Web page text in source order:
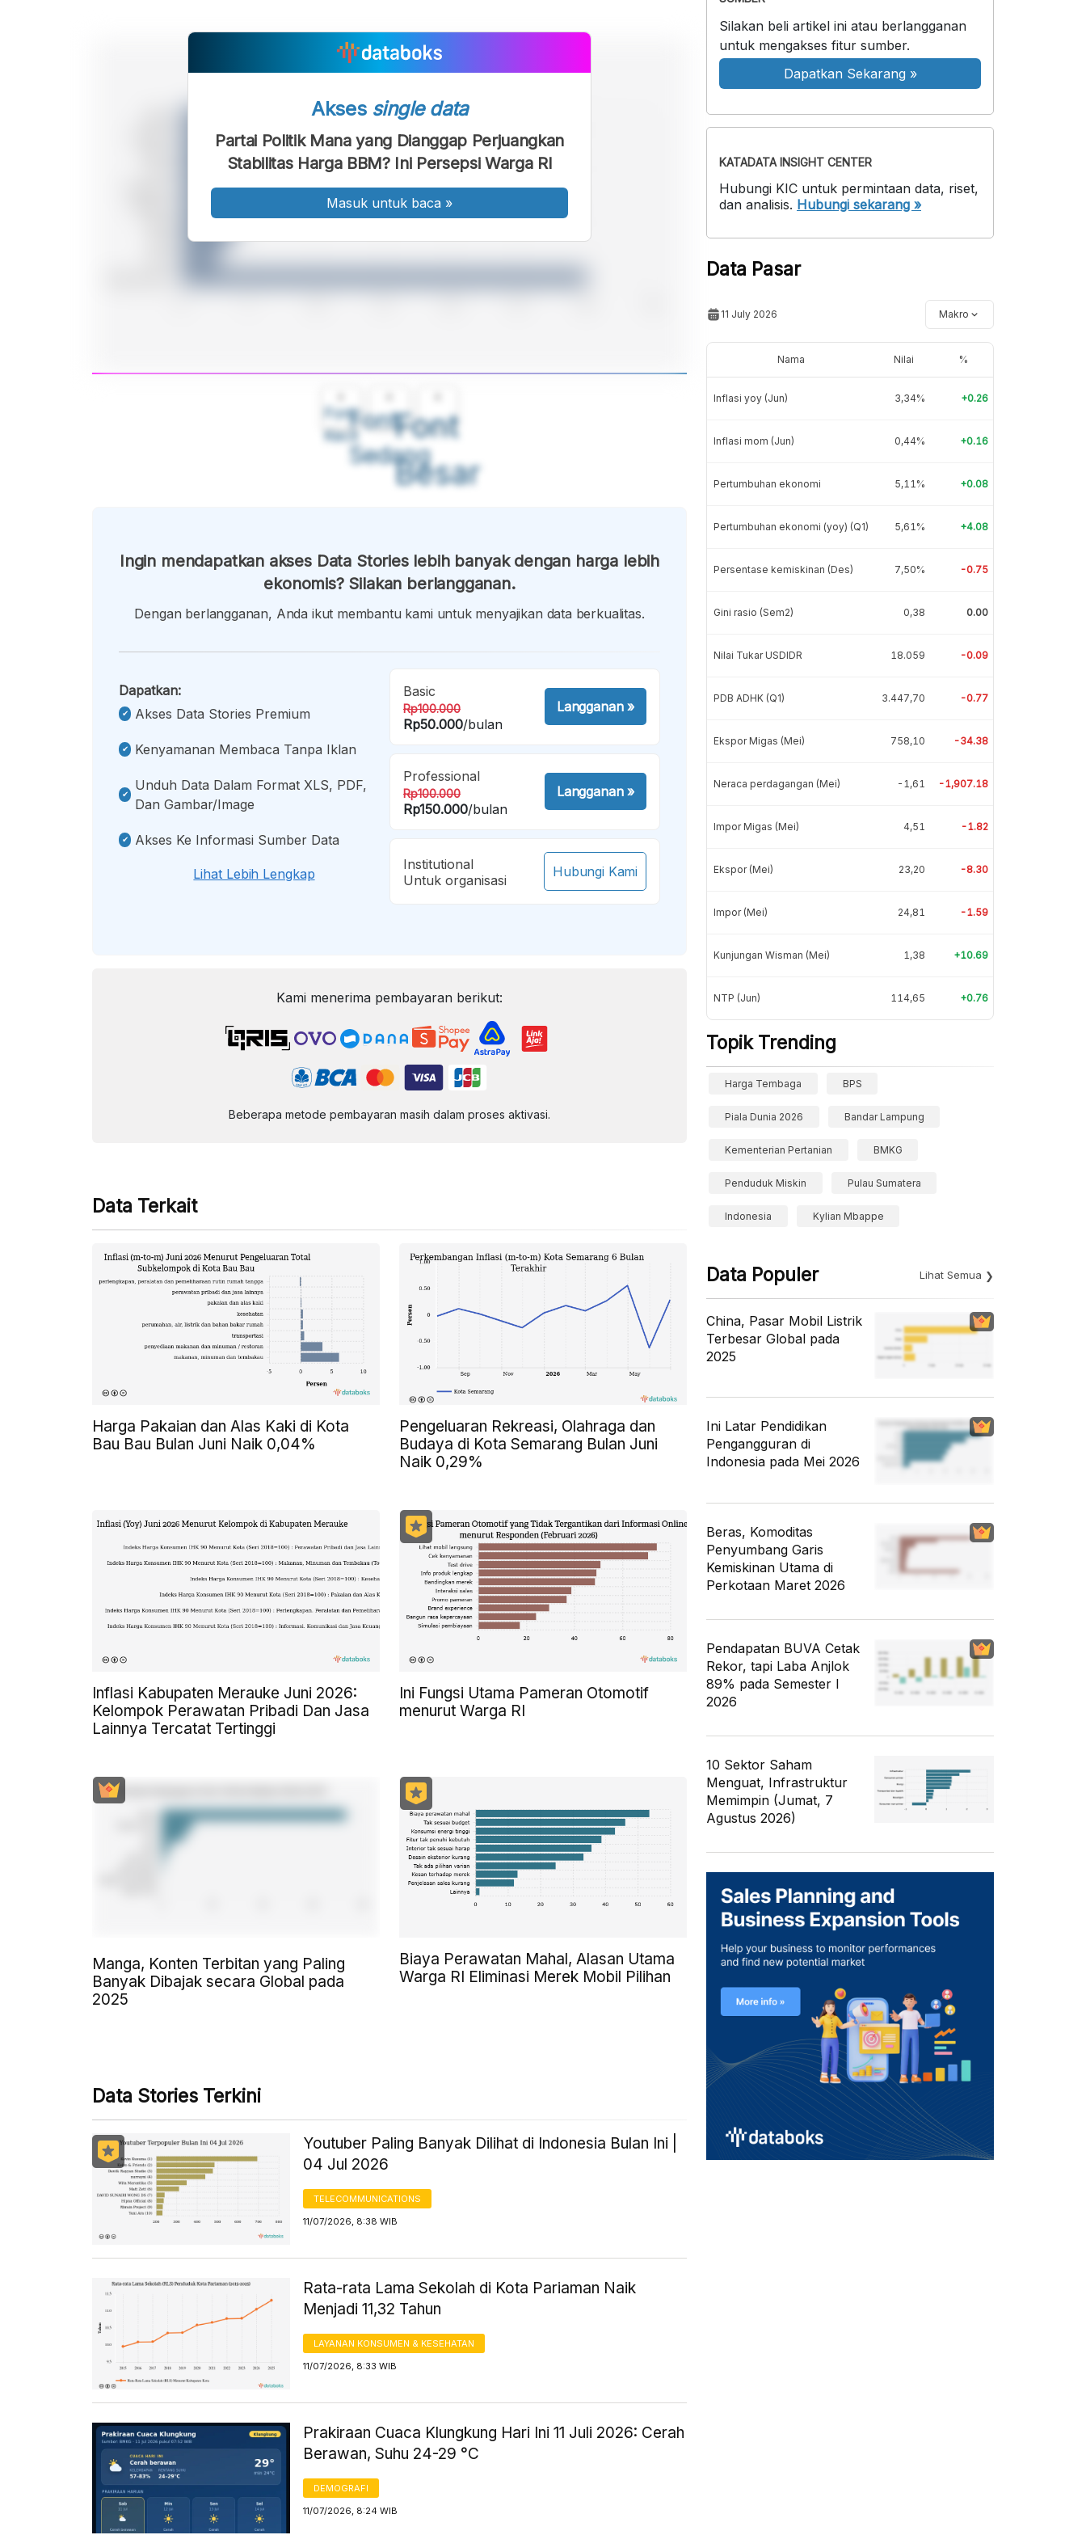
Font
Kecil
Font
Sedang
Font
Besar
Akses single data
Partai Politik Mana yang Dianggap Perjuangkan
Stabilitas Harga BBM? Ini Persepsi Warga RI
Masuk untuk baca »
Ingin mendapatkan akses Data Stories lebih banyak dengan harga lebih
ekonomis? Silakan berlangganan.
Dengan berlangganan, Anda ikut membantu kami untuk menyajikan data berkualitas.
Dapatkan:
Akses Data Stories Premium
Kenyamanan Membaca Tanpa Iklan
Unduh Data Dalam Format XLS, PDF,
Dan Gambar/image
Akses Ke Informasi Sumber Data
Lihat Lebih Lengkap
Basic
Rp100.000
Rp50.000/bulan
Langganan»
Professional
Rp100.000
Rp150.000/bulan
Langganan»
Institutional
Untuk organisasi
Hubungi Kami
Kami menerima pembayaran berikut:
Beberapa metode pembayaran masih dalam proses aktivasi.
Data Terkait
Harga Pakaian dan Alas Kaki di Kota
Bau Bau Bulan Juni Naik 0,04%
Pengeluaran Rekreasi, Olahraga dan
Budaya di Kota Semarang Bulan Juni
Naik 0,29%
Inflasi Kabupaten Merauke Juni 2026:
Kelompok Perawatan Pribadi Dan Jasa
Lainnya Tercatat Tertinggi
Ini Fungsi Utama Pameran Otomotif
menurut Warga RI
Manga, Konten Terbitan yang Paling
Banyak Dibajak secara Global pada
2025
Biaya Perawatan Mahal, Alasan Utama
Warga RI Eliminasi Merek Mobil Pilihan
Data Stories Terkini
Youtuber Paling Banyak Dilihat di Indonesia Bulan Ini |
04 Jul 2026
TELECOMMUNICATIONS
11/07/2026, 8:38 WIB
Rata-rata Lama Sekolah di Kota Pariaman Naik
Menjadi 11,32 Tahun
LAYANAN KONSUMEN & KESEHATAN
11/07/2026, 8:33 WIB
Prakiraan Cuaca Klungkung Hari Ini 11 Juli 2026: Cerah
Berawan, Suhu 24-29 °C
DEMOGRAFI
11/07/2026, 8:24 WIB
Silakan beli artikel ini atau berlangganan
untuk mengakses fitur sumber.
Dapatkan Sekarang »
KATADATA INSIGHT CENTER
Hubungi KIC untuk permintaan data, riset,
dan analisis. Hubungi sekarang »
Data Pasar
11 July 2026 Makro
Nama Nilai %
Inflasi yoy (Jun) 3,34% +0.26
Inflasi mom (Jun) 0,44% +0.16
Pertumbuhan ekonomi 5,11% +0.08
Pertumbuhan ekonomi (yoy) (Q1) 5,61% +4.08
Persentase kemiskinan (Des) 7,50% -0.75
Gini rasio (Sem2) 0,38 0.00
Nilai Tukar USDIDR 18.059 -0.09
PDB ADHK (Q1) 3.447,70 -0.77
Ekspor Migas (Mei) 758,10 -34.38
Neraca perdagangan (Mei) -1,61 -1,907.18
Impor Migas (Mei) 4,51 -1.82
Ekspor (Mei) 23,20 -8.30
Impor (Mei) 24,81 -1.59
Kunjungan Wisman (Mei) 1,38 +10.69
NTP (Jun) 114,65 +0.76
Topik Trending
Harga Tembaga BPS
Piala Dunia 2026 Bandar Lampung
Kementerian Pertanian BMKG
Penduduk Miskin Pulau Sumatera
Indonesia Kylian Mbappe
Data Populer Lihat Semua
China, Pasar Mobil Listrik
Terbesar Global pada
2025
Ini Latar Pendidikan
Pengangguran di
Indonesia pada Mei 2026
Beras, Komoditas
Penyumbang Garis
Kemiskinan Utama di
Perkotaan Maret 2026
Pendapatan BUVA Cetak
Rekor, tapi Laba Anjlok
89% pada Semester I
2026
10 Sektor Saham
Menguat, Infrastruktur
Memimpin (Jumat, 7
Agustus 2026)